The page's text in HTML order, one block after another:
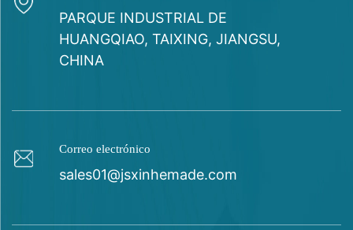
PARQUE INDUSTRIAL DE
HUANGQIAO, TAIXING, JIANGSU,
CHINA
Correo electrónico
sales01@jsxinhemade.com